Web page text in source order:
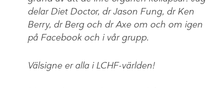
delar Diet Doctor, dr Jason Fung, dr Ken
Berry, dr Berg och dr Axe om och om igen
på Facebook och i vår grupp.
Välsigne er alla i LCHF-världen!